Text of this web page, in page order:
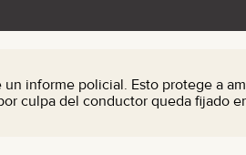
informe policial. Esto protege a
culpa del conductor queda fijado